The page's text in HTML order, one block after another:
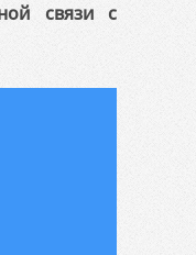
связи с